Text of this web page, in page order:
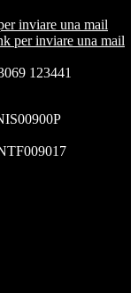
inviare una mail
per inviare una mail
123441